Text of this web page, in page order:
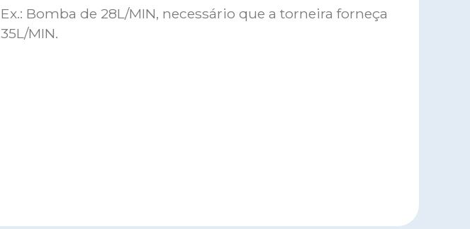
Ex.: Bomba de 28L/MIN, necessário que a torneira forneça
35L/MIN.